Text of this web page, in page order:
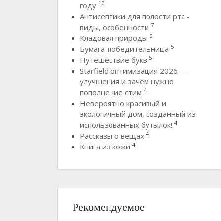
году 10
Антисептики для полости рта -
виды, особенности 7
Кладовая природы 5
Бумага-победительница 5
Путешествие букв 5
Starfield оптимизация 2026 —
улучшения и зачем нужно
пополнение стим 4
Невероятно красивый и
экологичный дом, созданный из
использованных бутылок! 4
Рассказы о вещах 4
Книга из кожи 4
Рекомендуемое